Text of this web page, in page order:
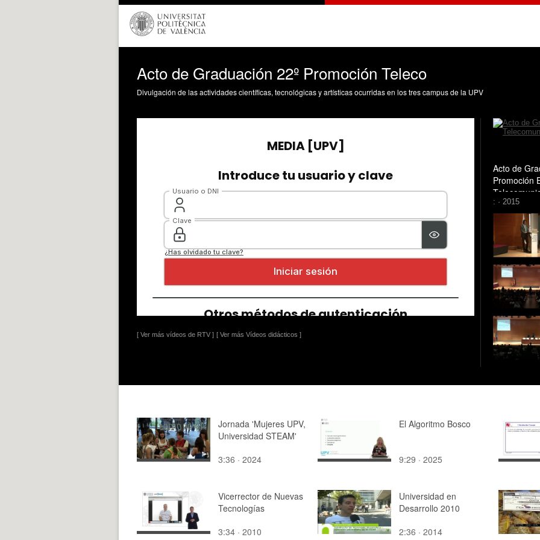
Acto de Graduación 22º Promoción Teleco
Divulgación de las actividades científicas, tecnológicas y artísticas ocurridas en los tres campus de la UPV
[ Ver más vídeos de RTV ] [ Ver más Vídeos didácticos ]
Acto de
Promoción
: · 2015
Jornada 'Mujeres UPV,
Universidad STEAM'
3:36 · 2024
El Algoritmo Bosco
9:29 · 2025
Vicerrector de Nuevas
Tecnologías
3:34 · 2010
Universidad en
Desarrollo 2010
2:36 · 2014